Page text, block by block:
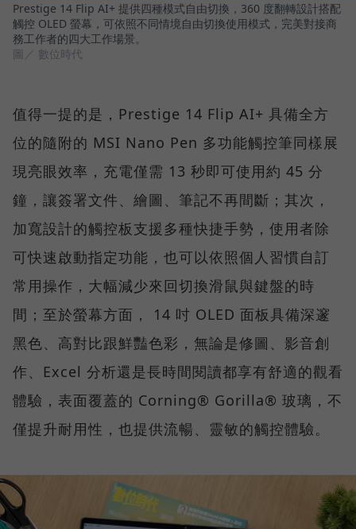
Prestige 14 Flip AI+ 提供四種模式自由切換，360 度翻轉設計搭配
觸控 OLED 螢幕，可依照不同情境自由切換使用模式，完美對接商
務工作者的四大工作場景。
圖／ 數位時代
值得一提的是，Prestige 14 Flip AI+ 具備全方
位的隨附的 MSI Nano Pen 多功能觸控筆同樣展
現亮眼效率，充電僅需 13 秒即可使用約 45 分
鐘，讓簽署文件、繪圖、筆記不再間斷；其次，
加寬設計的觸控板支援多種快捷手勢，使用者除
可快速啟動指定功能，也可以依照個人習慣自訂
常用操作，大幅減少來回切換滑鼠與鍵盤的時
間；至於螢幕方面， 14 吋 OLED 面板具備深邃
黑色、高對比跟鮮豔色彩，無論是修圖、影音創
作、Excel 分析還是長時間閱讀都享有舒適的觀看
體驗，表面覆蓋的 Corning® Gorilla® 玻璃，不
僅提升耐用性，也提供流暢、靈敏的觸控體驗。